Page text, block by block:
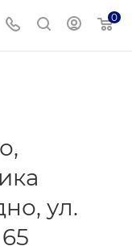
0
ул.